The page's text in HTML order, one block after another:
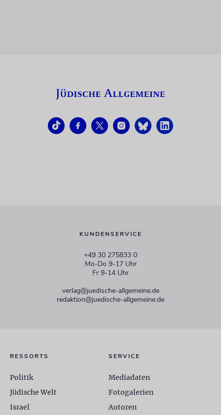
KUNDENSERVICE
+49 30 275833 0
Mo-Do 9-17 Uhr
Fr 9-14 Uhr
verlag@juedische-allgemeine.de
redaktion@juedische-allgemeine.de
RESSORTS
Politik
Jüdische Welt
Israel
SERVICE
Mediadaten
Fotogalerien
Autoren